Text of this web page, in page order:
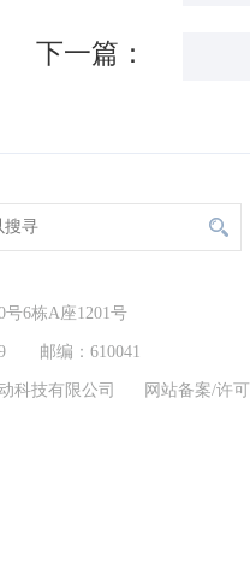
下一篇：
6栋A座1201号
邮编：610041
动科技有限公司 网站备案/许